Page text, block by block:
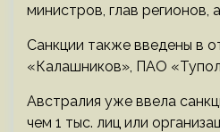
министров, глав регионов,
Санкции также введены в
«Калашников», ПАО
Австралия уже ввела
чем 1 тыс. лиц или